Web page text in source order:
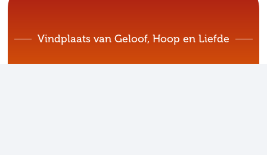
Vindplaats van Geloof, Hoop en Liefde